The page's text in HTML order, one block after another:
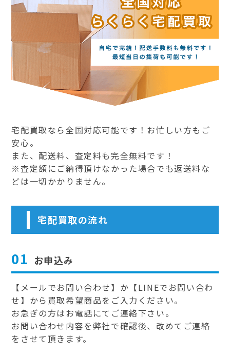
宅配買取なら全国対応可能です！お忙しい方もご
安心。
また、配送料、査定料も完全無料です！
※査定額にご納得頂けなかった場合でも返送料な
どは一切かかりません。
宅配買取の流れ
01 お申込み
【メールでお問い合わせ】か【LINEでお問い合わ
せ】から買取希望商品をご入力ください。
お急ぎの方はお電話にてご連絡下さい。
お問い合わせ内容を弊社で確認後、改めてご連絡
をさせて頂きます。